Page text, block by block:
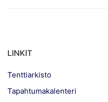
LINKIT
Tenttiarkisto
Tapahtumakalenteri